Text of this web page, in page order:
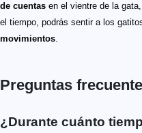
de cuentas en el vientre de la
el tiempo, podrás sentir a los
movimientos.
Preguntas
¿Durante cuánto